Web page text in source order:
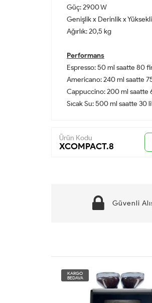
Güç: 2900 W
Genişlik x Derinlik x
Ağırlık: 20,5 kg
Performans
Espresso: 50 ml saatte 80
Americano: 240 ml saatte
Cappuccino: 200 ml saatte
Sıcak Su: 500 ml saatte 30
Ürün Kodu
XCOMPACT.8
Güvenli
KARGO
BEDAVA